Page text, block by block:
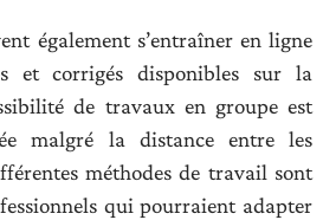
également s’entraîner en ligne
et corrigés disponibles sur la
de travaux en groupe est
malgré la distance entre les
méthodes de travail sont
qui pourraient adapter